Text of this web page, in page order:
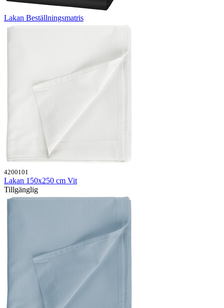
Lakan Beställningsmatris
4200101
Lakan 150x250 cm Vit
Tillgänglig